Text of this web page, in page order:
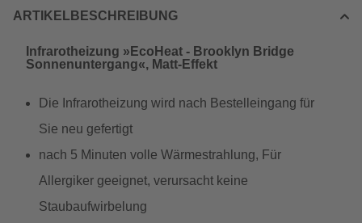
ARTIKELBESCHREIBUNG
Infrarotheizung »EcoHeat - Brooklyn Bridge
Sonnenuntergang«, Matt-Effekt
Die Infrarotheizung wird nach Bestelleingang für
Sie neu gefertigt
nach 5 Minuten volle Wärmestrahlung, Für
Allergiker geeignet, verursacht keine
Staubaufwirbelung